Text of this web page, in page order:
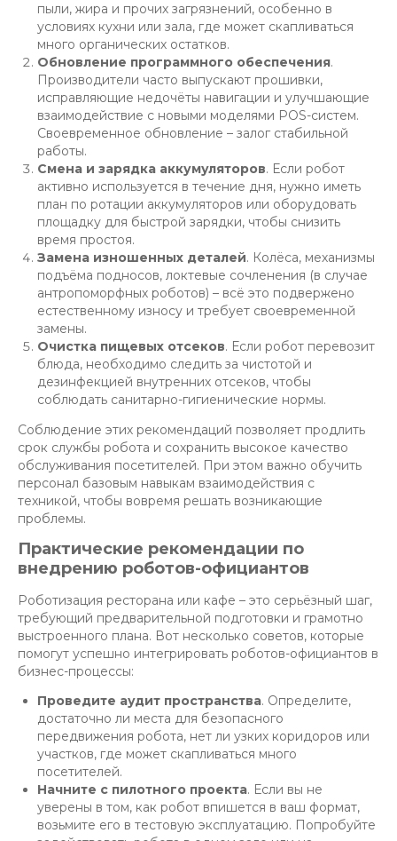
пыли, жира и прочих загрязнений, особенно в
условиях кухни или зала, где может скапливаться
много органических остатков.
Обновление программного обеспечения.
Производители часто выпускают прошивки,
исправляющие недочёты навигации и улучшающие
взаимодействие с новыми моделями POS-систем.
Своевременное обновление – залог стабильной
работы.
Смена и зарядка аккумуляторов. Если робот
активно используется в течение дня, нужно иметь
план по ротации аккумуляторов или оборудовать
площадку для быстрой зарядки, чтобы снизить
время простоя.
Замена изношенных деталей. Колёса, механизмы
подъёма подносов, локтевые сочленения (в случае
антропоморфных роботов) – всё это подвержено
естественному износу и требует своевременной
замены.
Очистка пищевых отсеков. Если робот перевозит
блюда, необходимо следить за чистотой и
дезинфекцией внутренних отсеков, чтобы
соблюдать санитарно-гигиенические нормы.
Соблюдение этих рекомендаций позволяет продлить
срок службы робота и сохранить высокое качество
обслуживания посетителей. При этом важно обучить
персонал базовым навыкам взаимодействия с
техникой, чтобы вовремя решать возникающие
проблемы.
Практические рекомендации по
внедрению роботов-официантов
Роботизация ресторана или кафе – это серьёзный шаг,
требующий предварительной подготовки и грамотно
выстроенного плана. Вот несколько советов, которые
помогут успешно интегрировать роботов-официантов в
бизнес-процессы:
Проведите аудит пространства. Определите,
достаточно ли места для безопасного
передвижения робота, нет ли узких коридоров или
участков, где может скапливаться много
посетителей.
Начните с пилотного проекта. Если вы не
уверены в том, как робот впишется в ваш формат,
возьмите его в тестовую эксплуатацию. Попробуйте